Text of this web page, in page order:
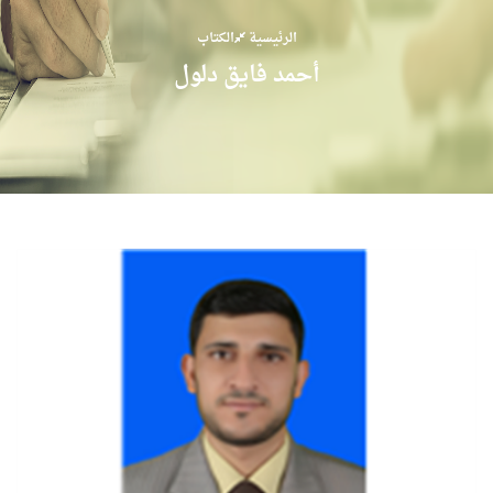
الرئيسية الكتاب
أحمد فايق دلول